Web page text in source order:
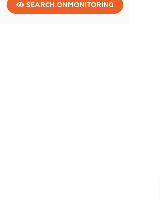
SEARCH.ONMONITORING